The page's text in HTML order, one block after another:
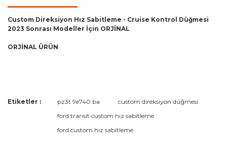
Custom Direksiyon Hız Sabitleme - Cruise Kontrol Düğmesi
2023 Sonrası Modeller İçin ORJİNAL
ORJİNAL ÜRÜN
Bu ürüne ilk yorumu siz yapın!
Bu ürünün fiyat bilgisi, resim, ürün açıklamalarında ve diğer
kullanarak tarafımıza iletebilirsiniz.
Görüş ve önerileriniz için teşekkür ederiz.
Etiketler : pz3t 9e740 ba
custom direksiyon düğmesi
ford transit custom hız sabitleme
ford custom hız sabitleme